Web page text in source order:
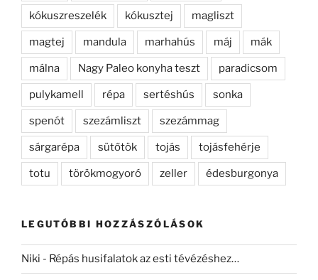
kókuszreszelék kókusztej magliszt
magtej mandula marhahús máj mák
málna Nagy Paleo konyha teszt paradicsom
pulykamell répa sertéshús sonka
spenót szezámliszt szezámmag
sárgarépa sütőtök tojás tojásfehérje
totu törökmogyoró zeller édesburgonya
LEGUTÓBBI HOZZÁSZÓLÁSOK
Niki - Répás husifalatok az esti tévézéshez…